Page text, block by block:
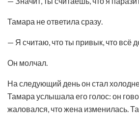
Тамара не ответила сразу.
— Я считаю, что ты привык, что всё
Он молчал.
На следующий день он стал
Тамара услышала его голос: он
жаловался, что жена изменилась.